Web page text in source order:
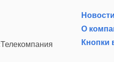
Новости
О
Кнопки